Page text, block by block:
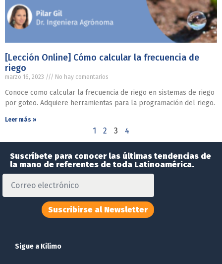
[Lección Online] Cómo calcular la frecuencia de
riego
marzo 16, 2023 No hay comentarios
Conoce como calcular la frecuencia de riego en sistemas de riego
por goteo. Adquiere herramientas para la programación del riego.
Leer más »
1 2 3 4
Suscríbete para conocer las últimas tendencias de
la mano de referentes de toda Latinoamérica.
Suscribirse al Newsletter
Sigue a Kilimo